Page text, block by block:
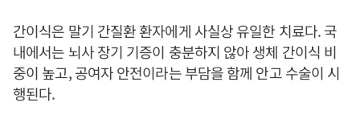
간이식은 말기 간질환 환자에게 사실상 유일한 치료다. 국
내에서는 뇌사 장기 기증이 충분하지 않아 생체 간이식 비
중이 높고, 공여자 안전이라는 부담을 함께 안고 수술이 시
행된다.